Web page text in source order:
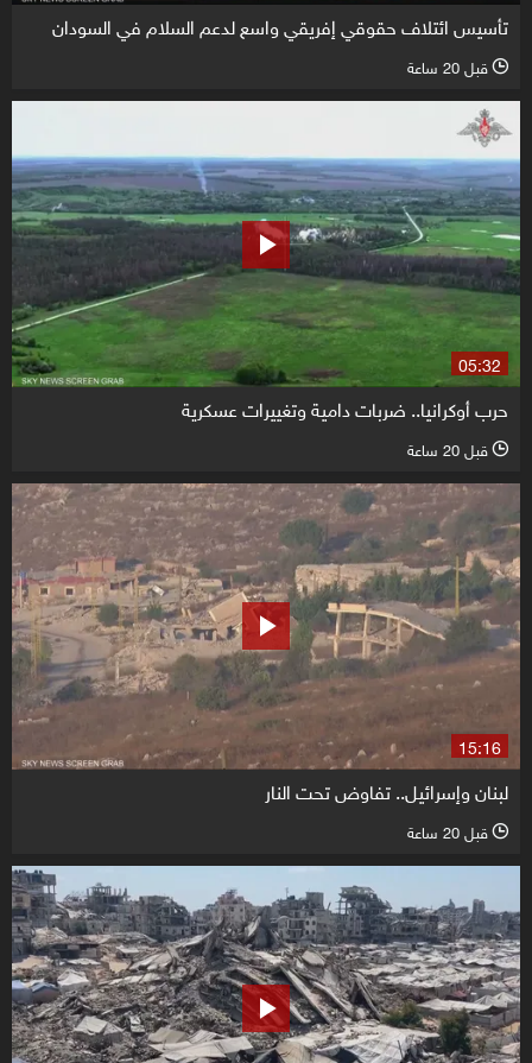
تأسيس ائتلاف حقوقي إفريقي واسع لدعم السلام في السودان
l قبل 20 ساعة
05:32
حرب أوكرانيا.. ضربات دامية وتغييرات عسكرية
l قبل 20 ساعة
15:16
لبنان وإسرائيل.. تفاوض تحت النار
l قبل 20 ساعة